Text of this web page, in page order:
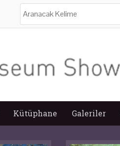
Kütüphane Galeriler